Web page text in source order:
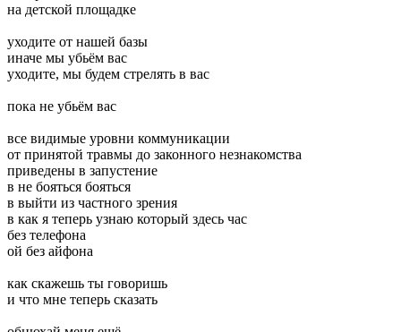
на детской площадке
уходите от нашей базы
иначе мы убьём вас
уходите, мы будем стрелять в вас
пока не убьём вас
все видимые уровни коммуникации
от принятой травмы до законного незнакомства
приведены в запустение
в не бояться бояться
в выйти из частного зрения
в как я теперь узнаю который здесь час
без телефона
ой без айфона
как скажешь ты говоришь
и что мне теперь сказать